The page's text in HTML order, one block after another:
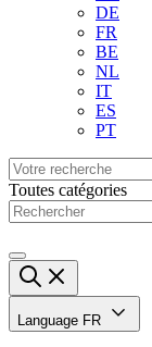
DE
FR
BE
NL
IT
ES
PT
Toutes catégories
Language FR